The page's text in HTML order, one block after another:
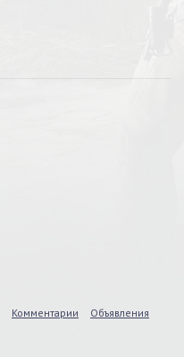
Комментарии Объявления